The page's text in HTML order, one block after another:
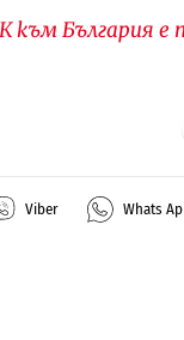
към България е
Viber Whats